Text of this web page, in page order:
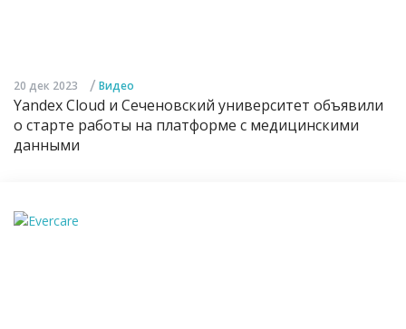
20 дек 2023 / Видео
Yandex Cloud и Сеченовский университет объявили
о старте работы на платформе с медицинскими
данными